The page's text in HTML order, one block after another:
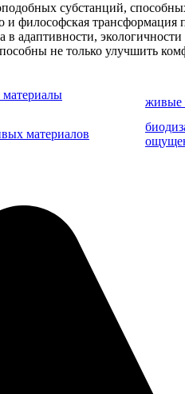
субстанций,
философская
адаптивности,
не только улучшить
живые
материалов